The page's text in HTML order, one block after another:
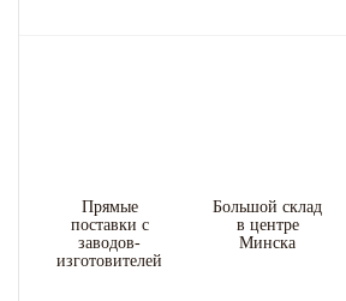
Прямые
поставки с
заводов-
изготовителей
Большой склад
в центре
Минска